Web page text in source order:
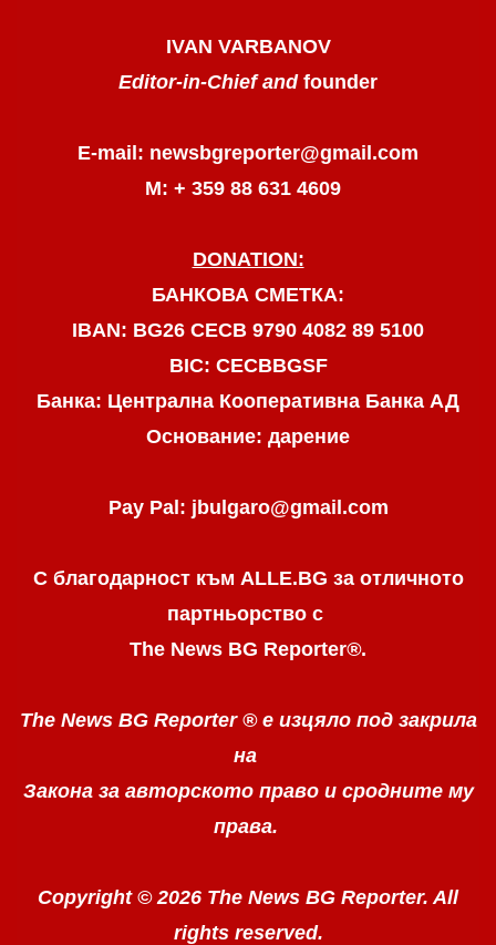
IVAN VARBANOV
Editor-in-Chief and founder
E-mail: newsbgreporter@gmail.com
М: + 359 88 631 4609
DONATION:
БАНКОВА СМЕТКА:
IBAN: BG26 CECB 9790 4082 89 5100
BIC: CECBBGSF
Банка: Централна Кооперативна Банка АД
Основание: дарение
Pay Pal: jbulgaro@gmail.com
С благодарност към ALLE.BG за отличното
партньорство с
The News BG Reporter®.
The News BG Reporter ® е изцяло под закрила
на
Закона за авторското право и сродните му
права.
Copyright © 2026 The News BG Reporter. All
rights reserved.